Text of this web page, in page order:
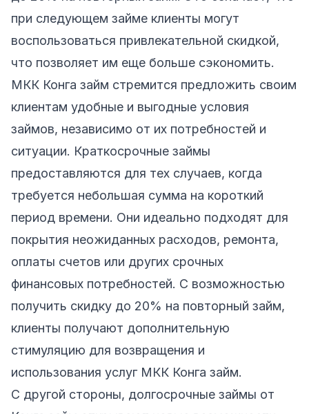
при следующем займе клиенты могут
воспользоваться привлекательной скидкой,
что позволяет им еще больше сэкономить.
МКК Конга займ стремится предложить своим
клиентам удобные и выгодные условия
займов, независимо от их потребностей и
ситуации. Краткосрочные займы
предоставляются для тех случаев, когда
требуется небольшая сумма на короткий
период времени. Они идеально подходят для
покрытия неожиданных расходов, ремонта,
оплаты счетов или других срочных
финансовых потребностей. С возможностью
получить скидку до 20% на повторный займ,
клиенты получают дополнительную
стимуляцию для возвращения и
использования услуг МКК Конга займ.
С другой стороны, долгосрочные займы от